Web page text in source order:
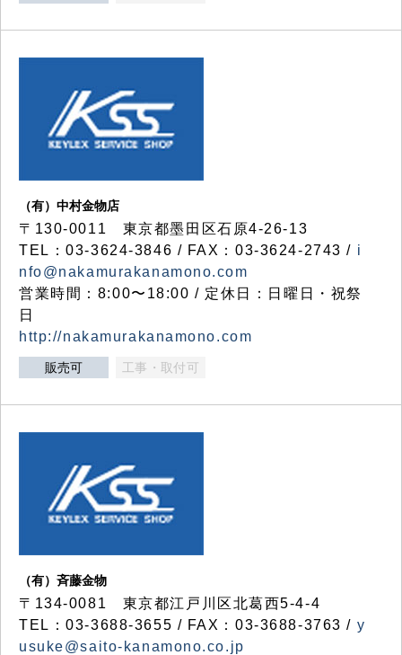
（有）中村金物店
〒130-0011 東京都墨田区石原4-26-13
TEL：03-3624-3846 / FAX：03-3624-2743 / i
nfo@nakamurakanamono.com
営業時間：8:00〜18:00 / 定休日：日曜日・祝祭
日
http://nakamurakanamono.com
販売可 工事・取付可
（有）斉藤金物
〒134-0081 東京都江戸川区北葛西5-4-4
TEL：03-3688-3655 / FAX：03-3688-3763 / y
usuke@saito-kanamono.co.jp